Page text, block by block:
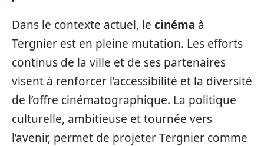
Dans le contexte actuel, le cinéma à
Tergnier est en pleine mutation. Les efforts
continus de la ville et de ses partenaires
visent à renforcer l’accessibilité et la diversité
de l’offre cinématographique. La politique
culturelle, ambitieuse et tournée vers
l’avenir, permet de projeter Tergnier comme